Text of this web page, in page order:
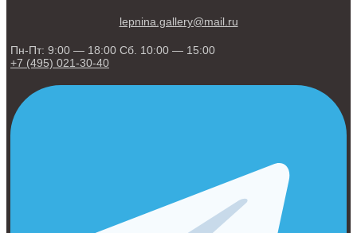
lepnina.gallery@mail.ru
Пн-Пт: 9:00 — 18:00 Сб. 10:00 — 15:00
+7 (495) 021-30-40